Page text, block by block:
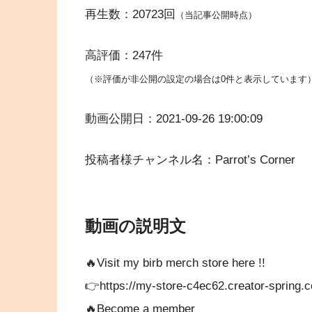
再生数：20723回 （当記事公開時点）
高評価：247件
（※評価が非公開の設定の場合は0件と表示しています）
動画公開日：2021-09-26 19:00:09
投稿者様チャンネル名：Parrot’s Corner
動画の説明文
🔥Visit my birb merch store here !!
👉https://my-store-c4ec62.creator-
🔥Become a member